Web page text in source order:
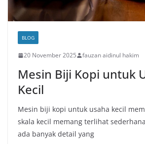
BLOG
20 November 2025 fauzan aidinul hakim
Mesin Biji Kopi untuk
Kecil
Mesin biji kopi untuk usaha kecil
skala kecil memang terlihat
ada banyak detail yang